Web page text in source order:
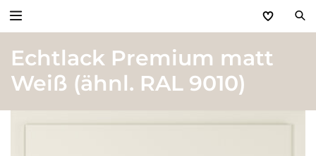
Zurück
Produkte
Basic Aktionen 2026
Echtlack Premium matt
Weiß (ähnl. RAL 9010)